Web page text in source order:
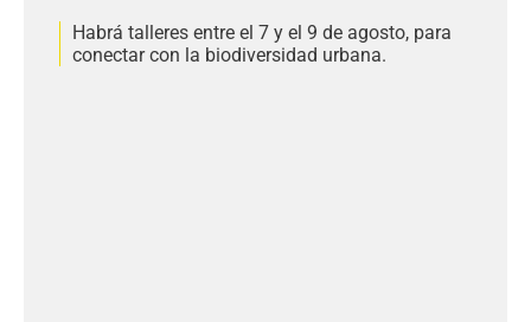
Habrá talleres entre el 7 y el 9 de agosto, para
conectar con la biodiversidad urbana.